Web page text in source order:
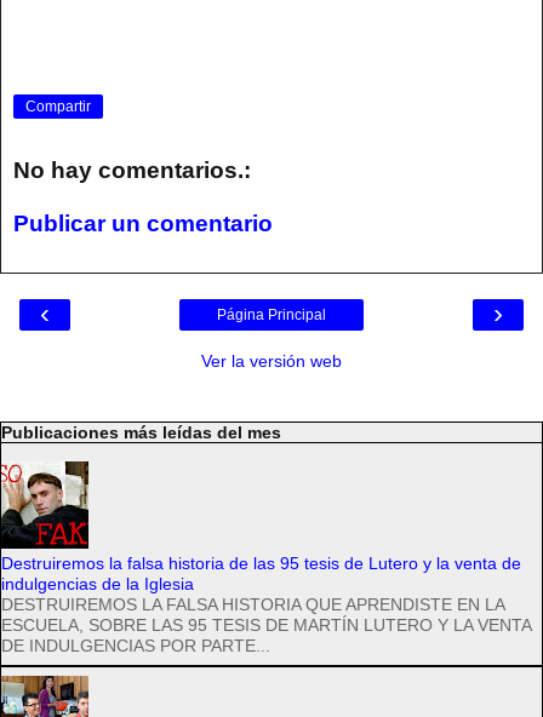
Compartir
No hay comentarios.:
Publicar un comentario
‹ ›
Página Principal
Ver la versión web
Publicaciones más leídas del mes
Destruiremos la falsa historia de las 95 tesis de Lutero y la venta de
indulgencias de la Iglesia
DESTRUIREMOS LA FALSA HISTORIA QUE APRENDISTE EN LA
ESCUELA, SOBRE LAS 95 TESIS DE MARTÍN LUTERO Y LA VENTA
DE INDULGENCIAS POR PARTE...